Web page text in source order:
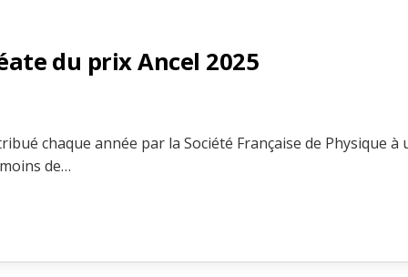
du prix Ancel 2025
chaque année par la Société Française de Physique à
de…